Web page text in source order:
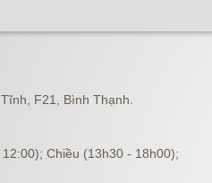
F21, Bình Thạnh.
Chiều (13h30 - 18h00);